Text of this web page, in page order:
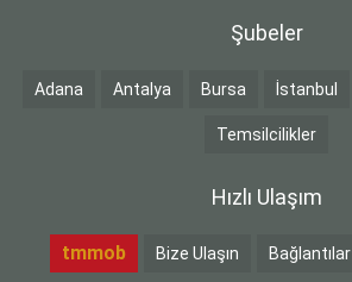
Şubeler
Adana Antalya Bursa İstanbul
Temsilcilikler
Hızlı Ulaşım
tmmob Bize Ulaşın Bağlantılar